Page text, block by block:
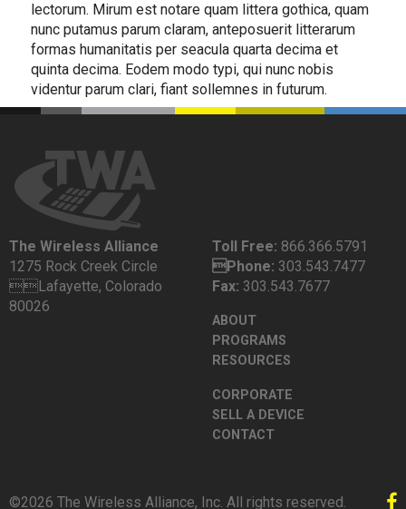
lectorum. Mirum est notare quam littera gothica, quam
nunc putamus parum claram, anteposuerit litterarum
formas humanitatis per seacula quarta decima et
quinta decima. Eodem modo typi, qui nunc nobis
videntur parum clari, fiant sollemnes in futurum.
The Wireless Alliance
1275 Rock Creek Circle
Lafayette, Colorado
80026
Toll Free: 866.366.5791
Phone: 303.543.7477
Fax: 303.543.7677
ABOUT
PROGRAMS
RESOURCES
CORPORATE
SELL A DEVICE
CONTACT
©2026 The Wireless Alliance, Inc. All rights reserved.